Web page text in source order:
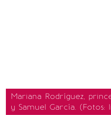
Mariana Rodríguez,
y Samuel García. (Fotos: